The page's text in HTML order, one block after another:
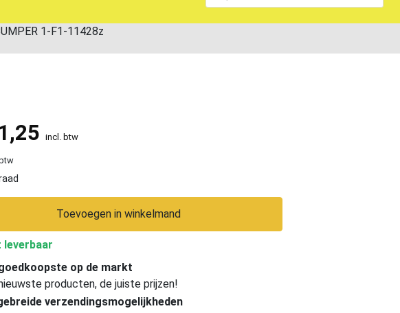
1-F1-11428z
incl. btw
Toevoegen in winkelmand
leverbaar
op de markt
producten, de juiste prijzen!
verzendingsmogelijkheden